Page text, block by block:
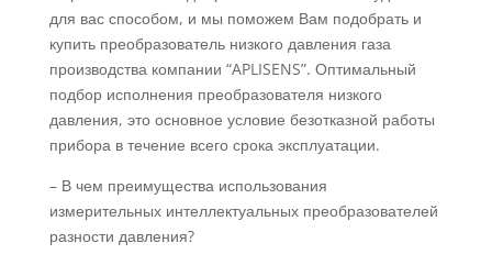
для вас способом, и мы поможем Вам подобрать и
купить преобразователь низкого давления газа
производства компании “APLISENS”. Оптимальный
подбор исполнения преобразователя низкого
давления, это основное условие безотказной работы
прибора в течение всего срока эксплуатации.
– В чем преимущества использования
измерительных интеллектуальных преобразователей
разности давления?